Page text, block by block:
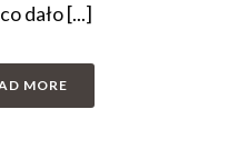
dało [...]
MORE